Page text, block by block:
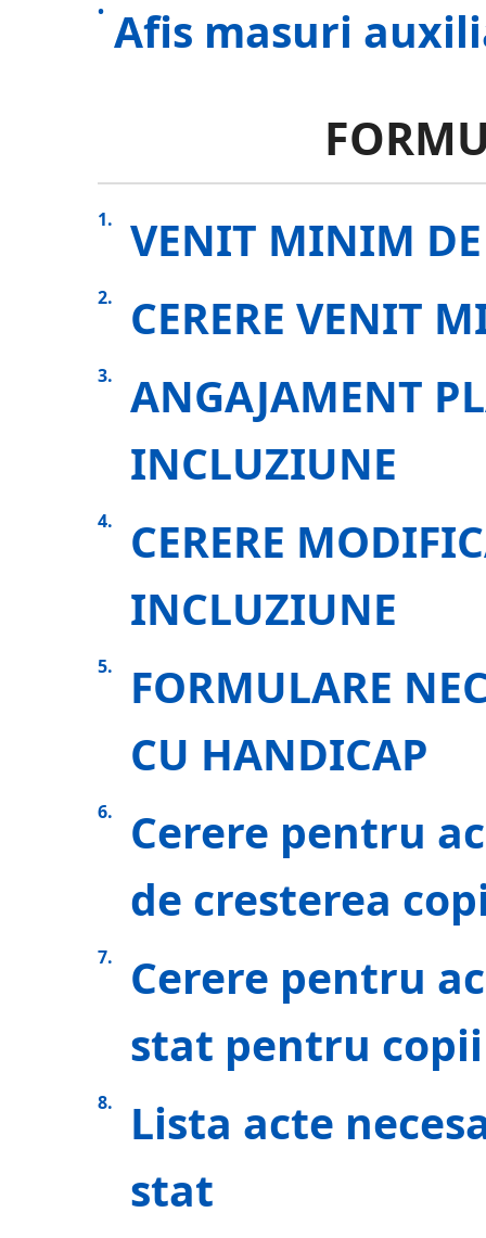
Afis masuri
VENIT MINIM
CERERE VENIT
ANGAJAMENT
INCLUZIUNE
CERERE
INCLUZIUNE
FORMULARE
CU HANDICAP
Cerere pentru
de cresterea
Cerere pentru
stat pentru copii
Lista acte
stat